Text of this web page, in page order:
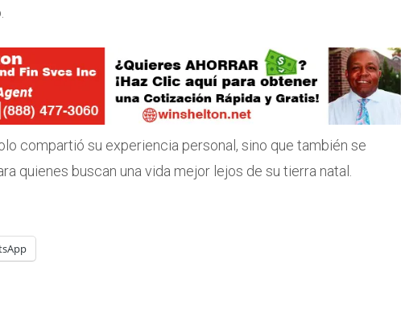
compartió su experiencia personal, sino que también se
quienes buscan una vida mejor lejos de su tierra natal.